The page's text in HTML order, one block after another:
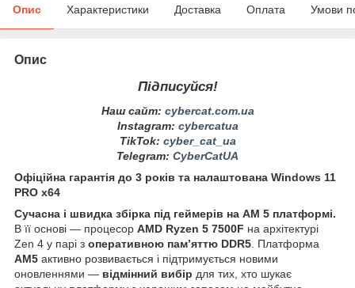
Опис Характеристики Доставка Оплата Умови
Опис
Підписуйся!
Наш сайт: cybercat.com.ua
Instagram: cybercatua
TikTok: cyber_cat_ua
Telegram: CyberCatUA
Офіційна гарантія до 3 років та налаштована Windows 11
PRO x64
Сучасна і швидка збірка під геймерів на АМ 5 платформі.
В її основі — процесор AMD Ryzen 5 7500F на архітектурі
Zen 4 у парі з оперативною пам’яттю DDR5 . Платформа
AM5 активно розвивається і підтримується новими
оновленнями — відмінний вибір для тих, хто шукає